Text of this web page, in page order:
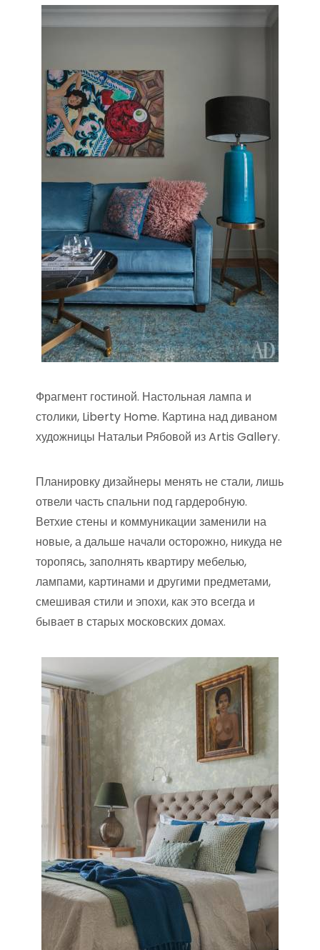
Фрагмент гостиной. Настольная лампа и
столики, Liberty Home. Картина над диваном
художницы Натальи Рябовой из Artis Gallery.
Планировку дизайнеры менять не стали, лишь
отвели часть спальни под гардеробную.
Ветхие стены и коммуникации заменили на
новые, а дальше начали осторожно, никуда не
торопясь, заполнять квартиру мебелью,
лампами, картинами и другими предметами,
смешивая стили и эпохи, как это всегда и
бывает в старых московских домах.